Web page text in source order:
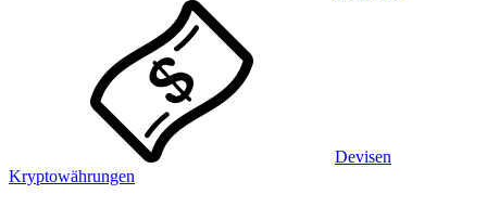
Devisen
Kryptowährungen